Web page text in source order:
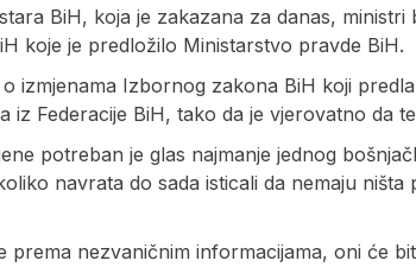
BiH, koja je zakazana za danas,
koje je predložilo Ministarstvo pravde BiH.
izmjenama Izbornog zakona BiH koji
Federacije BiH, tako da je vjerovatno da
potreban je glas najmanje jednog
navrata do sada isticali da nemaju
prema nezvaničnim informacijama, oni će